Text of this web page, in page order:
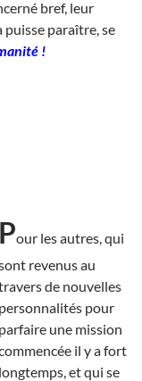
bref, leur
puisse paraître, se
!
Pour les autres, qui
revenus au
de nouvelles
personnalités pour
parfaire une mission
il y a fort
longtemps, et qui se